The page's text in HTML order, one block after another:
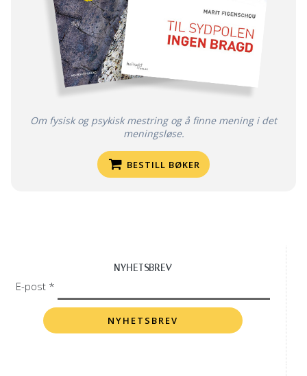
Om fysisk og psykisk mestring og å finne mening i det
meningsløse.
BESTILL BØKER
NYHETSBREV
E-post *